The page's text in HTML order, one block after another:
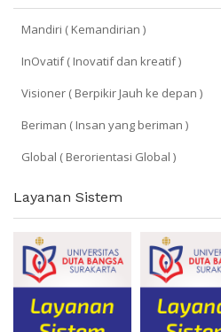
Mandiri ( Kemandirian )
InOvatif ( Inovatif dan kreatif )
Visioner ( Berpikir Jauh ke depan )
Beriman ( Insan yang beriman )
Global ( Berorientasi Global )
Layanan Sistem